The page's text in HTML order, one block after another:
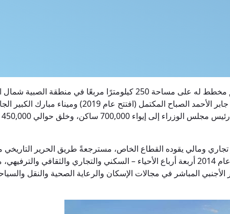
مدينة الحرير، المعروفة باسم مدينة الحرير، هي مشروع عمراني ضخم مخطط
ومالي يقوده القطاع الخاص، مسترجعةً طريق الحرير التاريخي
جزيرة بوبيان. ويشمل المخطط الرئيسي الذي تمت الموافقة عليه في عام 2014 أربعة أرباع
المباشر في مجالات الإسكان والرعاية الصحية والنقل